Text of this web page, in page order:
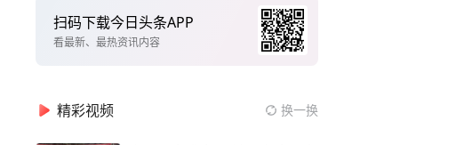
扫码下载今日头条APP
看最新、最热资讯内容
精彩视频 换一换